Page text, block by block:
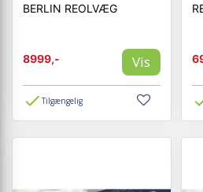
BERLIN REOLVÆG
8999,- Vis
Tilgængelig